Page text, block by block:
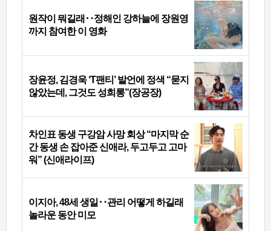
원작이 뭐길래‥정해인 강하늘에 장원영
까지 참여한 이 영화
장윤정, 김경욱 ‘T팬티’ 발언에 정색 “묻지
않았는데, 그것도 성희롱”(장공장)
차인표 동생 구강암 사망 회상 “마지막 순
간 동생 손 잡아준 신애라, 두고두고 고마
워” (신애라이프)
이지아, 48세 생일‥관리 어떻게 하길래
놀라운 동안 미모